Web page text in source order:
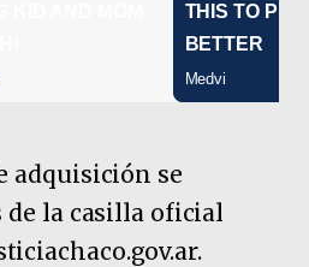
adquisición se
de la casilla oficial